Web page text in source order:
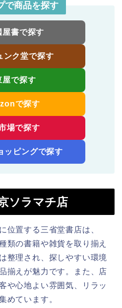
で商品を探す
屋書で探す
ンク堂で探す
屋で探す
で探す
場で探す
ッピングで探す
ソラマチ店
位置する三省堂書店は、
類の書籍や雑貨を取り揃え
整理され、探しやすい環境
揃えが魅力です。また、店
や心地よい雰囲気、リラッ
めています。